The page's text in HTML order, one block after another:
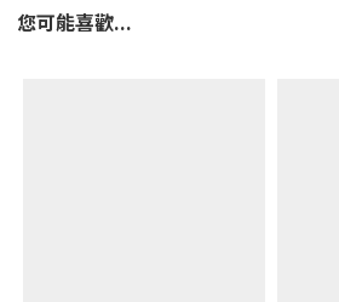
您可能喜歡...